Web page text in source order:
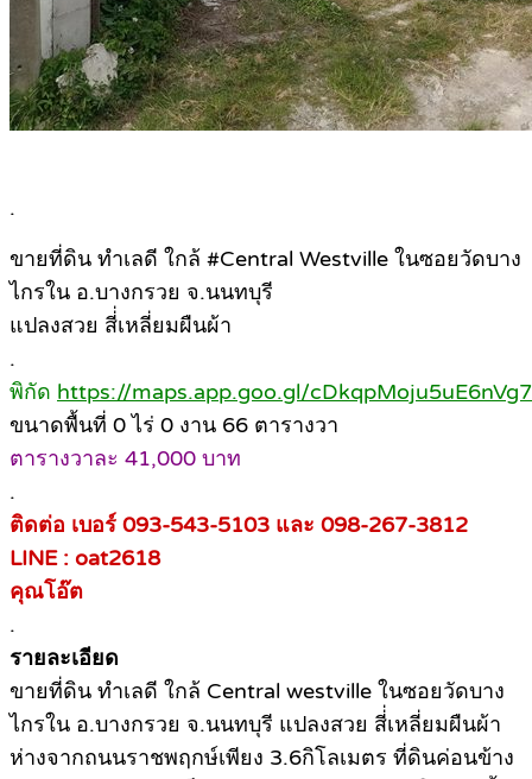
.
ขายที่ดิน ทำเลดี ใกล้ #Central Westville ในซอยวัดบาง
ไกรใน อ.บางกรวย จ.นนทบุรี
แปลงสวย สี่่เหลี่ยมผืนผ้า
.
พิกัด https://maps.app.goo.gl/cDkqpMoju5uE6nVg7
ขนาดพื้นที่ 0 ไร่ 0 งาน 66 ตารางวา
ตารางวาละ 41,000 บาท
.
ติดต่อ เบอร์ 093-543-5103 และ 098-267-3812
LINE : oat2618
คุณโอ๊ต
.
รายละเอียด
ขายที่ดิน ทำเลดี ใกล้ Central westville ในซอยวัดบาง
ไกรใน อ.บางกรวย จ.นนทบุรี แปลงสวย สี่่เหลี่ยมผืนผ้า
ห่างจากถนนราชพฤกษ์เพียง 3.6กิโลเมตร ที่ดินค่อนข้าง